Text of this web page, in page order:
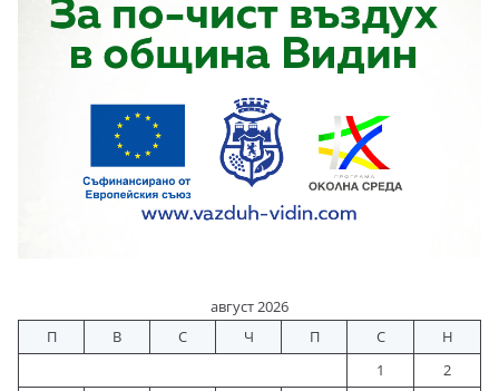
август 2026
П
В С Ч П С
Н
1
2